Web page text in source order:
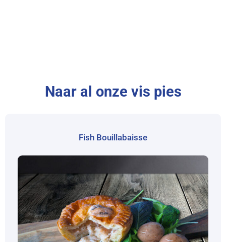
Naar al onze vis pies
Fish Bouillabaisse